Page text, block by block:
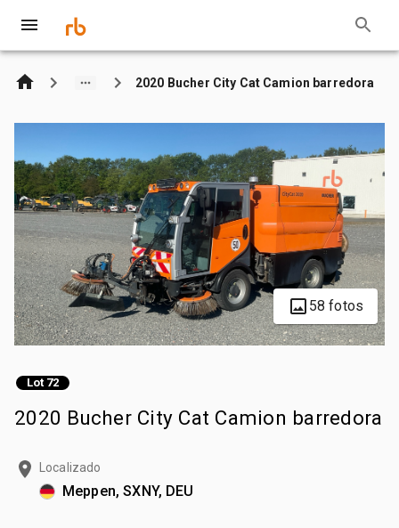
2020 Bucher City Cat Camion barredora
58 fotos
Lot 72
2020 Bucher City Cat Camion barredora
Localizado
Meppen, SXNY, DEU